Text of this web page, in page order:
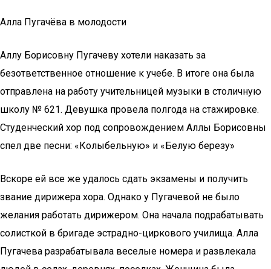
Алла Пугачёва в молодости
Аллу Борисовну Пугачеву хотели наказать за
безответственное отношение к учебе. В итоге она была
отправлена на работу учительницей музыки в столичную
школу № 621. Девушка провела полгода на стажировке.
Студенческий хор под сопровождением Аллы Борисовны
спел две песни: «Колыбельную» и «Белую березу»
Вскоре ей все же удалось сдать экзамены и получить
звание дирижера хора. Однако у Пугачевой не было
желания работать дирижером. Она начала подрабатывать
солисткой в бригаде эстрадно-циркового училища. Алла
Пугачева разрабатывала веселые номера и развлекала